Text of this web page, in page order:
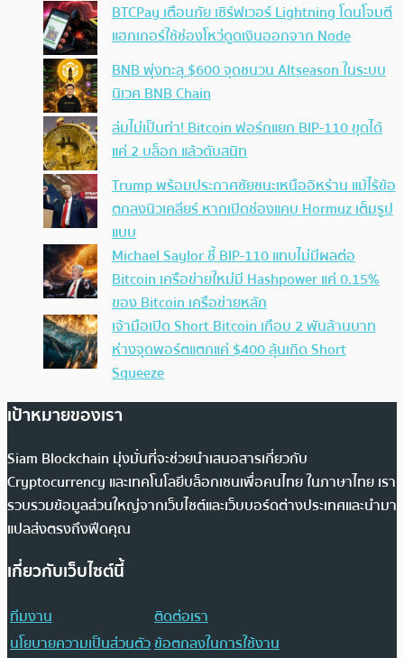
BTCPay เตือนภัย เซิร์ฟเวอร์ Lightning โดนโจมตี
แฮกเกอร์ใช้ช่องโหว่ดูดเงินออกจาก Node
BNB พุ่งทะลุ $600 จุดชนวน Altseason ในระบบ
นิเวศ BNB Chain
ล่มไม่เป็นท่า! Bitcoin ฟอร์กแยก BIP-110 ขุดได้
แค่ 2 บล็อก แล้วดับสนิท
Trump พร้อมประกาศชัยชนะเหนืออิหร่าน แม้ไร้ข้อ
ตกลงนิวเคลียร์ หากเปิดช่องแคบ Hormuz เต็มรูป
แบบ
Michael Saylor ชี้ BIP-110 แทบไม่มีผลต่อ
Bitcoin เครือข่ายใหม่มี Hashpower แค่ 0.15%
ของ Bitcoin เครือข่ายหลัก
เจ้ามือเปิด Short Bitcoin เกือบ 2 พันล้านบาท
ห่างจุดพอร์ตแตกแค่ $400 ลุ้นเกิด Short
Squeeze
เป้าหมายของเรา
Siam Blockchain มุ่งมั่นที่จะช่วยนำเสนอสารเกี่ยวกับ
Cryptocurrency และเทคโนโลยีบล็อกเชนเพื่อคนไทย ในภาษาไทย เรา
รวบรวมข้อมูลส่วนใหญ่จากเว็บไซต์และเว็บบอร์ดต่างประเทศและนำมา
แปลส่งตรงถึงฟีดคุณ
เกี่ยวกับเว็บไซต์นี้
ทีมงาน
ติดต่อเรา
นโยบายความเป็นส่วนตัวข้อตกลงในการใช้งาน